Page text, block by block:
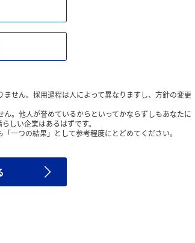
せん。採用過程は人によって異なりますし、方針の変更
。他人が誉めているからといってかならずしもあなたに
しい企業はあるはずです。
一つの結果」として参考程度にとどめてください。